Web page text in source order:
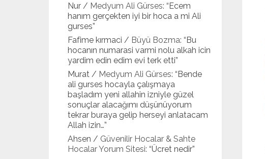
Nur / Medyum Ali Gürses: “Ecem
hanım gerçekten iyi bir hoca a mi Ali
gurses”
Fafime kırmaci / Büyü Bozma: “Bu
hocanın numarasi varmi nolu alkah icin
yardim edin edim evi terk etti”
Murat / Medyum Ali Gürses: “Bende
ali gurses hocayla çalışmaya
başladım yeni allahin izniyle güzel
sonuçlar alacağımı düşünüyorum
tekrar buraya gelip herseyi anlatacam
Allah izin…”
Ahsen / Güvenilir Hocalar & Sahte
Hocalar Yorum Sitesi: “Ücret nedir”